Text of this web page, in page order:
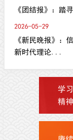
《团结报》：踏
2026-05-29
《新民晚报》
新时代理论...
学
精神